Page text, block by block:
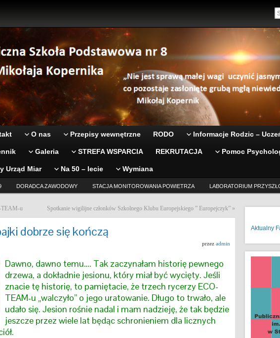
O nas Przepisy wewnętrzne RODO Informacje Rodzic –
Galeria STREFA WSPARCIA REKRUTACJA Pomoc
Urząd Miar Na 50 – lecie Wymiana
DORADCA ZAWODOWY STACJA MONITOROWANIA POWIETRZA LABORATORIUM
TEAM-u Spotkanie wigilijne członków Szkolnego Klubu Europejskiego ” Europejczyk” »
dobrze się kończą
przez admin
Dawno, dawno temu…. Tak zaczynałam historię pewnego
drzewa, a dokładnie jesionu, który miał być wycięty. Jeśli
znacie tę historię, to pamiętacie, że trzech rycerzy ECO-
TEAM-u „walczyło” o jego uratowanie. Długo to trwało, ale
udało się. Jesion rośnie nadal i mam nadzieję, że tak będzie
jeszcze przez wiele lat będąc schronieniem dla licznych
Aktualny